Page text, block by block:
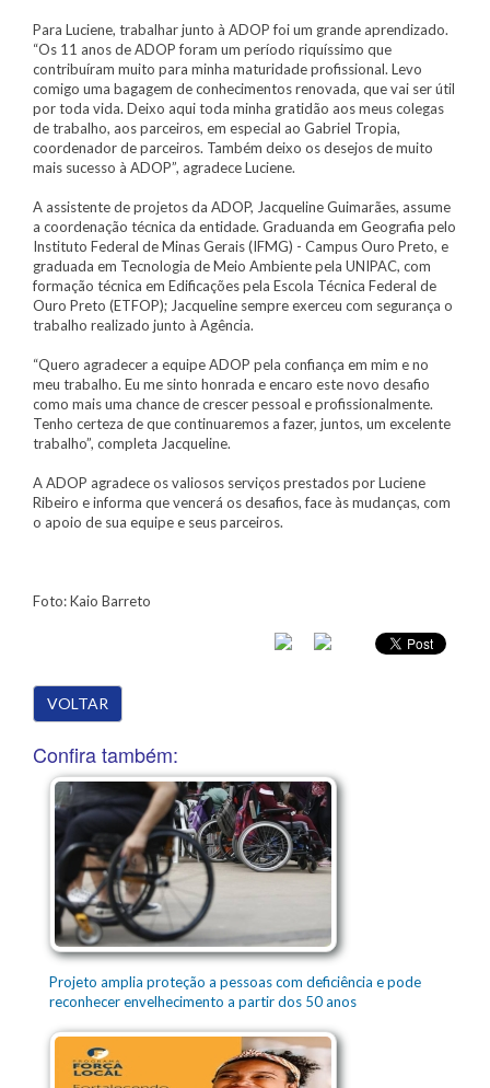
Para Luciene, trabalhar junto à ADOP foi um grande aprendizado.
“Os 11 anos de ADOP foram um período riquíssimo que
contribuíram muito para minha maturidade profissional. Levo
comigo uma bagagem de conhecimentos renovada, que vai ser útil
por toda vida. Deixo aqui toda minha gratidão aos meus colegas
de trabalho, aos parceiros, em especial ao Gabriel Tropia,
coordenador de parceiros. Também deixo os desejos de muito
mais sucesso à ADOP”, agradece Luciene.
A assistente de projetos da ADOP, Jacqueline Guimarães, assume
a coordenação técnica da entidade. Graduanda em Geografia pelo
Instituto Federal de Minas Gerais (IFMG) - Campus Ouro Preto, e
graduada em Tecnologia de Meio Ambiente pela UNIPAC, com
formação técnica em Edificações pela Escola Técnica Federal de
Ouro Preto (ETFOP); Jacqueline sempre exerceu com segurança o
trabalho realizado junto à Agência.
“Quero agradecer a equipe ADOP pela confiança em mim e no
meu trabalho. Eu me sinto honrada e encaro este novo desafio
como mais uma chance de crescer pessoal e profissionalmente.
Tenho certeza de que continuaremos a fazer, juntos, um excelente
trabalho”, completa Jacqueline.
A ADOP agradece os valiosos serviços prestados por Luciene
Ribeiro e informa que vencerá os desafios, face às mudanças, com
o apoio de sua equipe e seus parceiros.
Foto: Kaio Barreto
VOLTAR
Confira também:
Projeto amplia proteção a pessoas com deficiência e pode
reconhecer envelhecimento a partir dos 50 anos